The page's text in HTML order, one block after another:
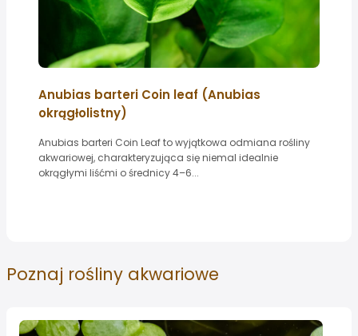
Anubias barteri Coin leaf (Anubias
okrągłolistny)
Anubias barteri Coin Leaf to wyjątkowa odmiana rośliny
akwariowej, charakteryzująca się niemal idealnie
okrągłymi liśćmi o średnicy 4–6...
Poznaj rośliny akwariowe